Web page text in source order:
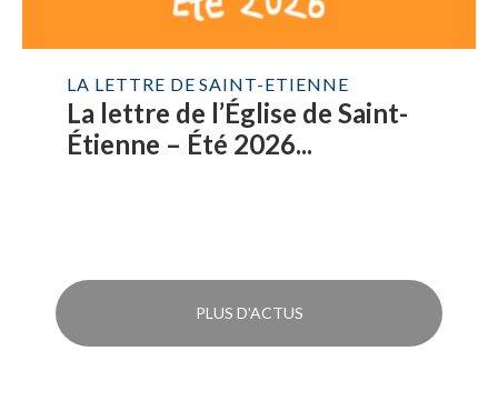
LA LETTRE DE SAINT-ETIENNE
La lettre de l’Église de Saint-
Étienne – Été 2026...
PLUS D'ACTUS